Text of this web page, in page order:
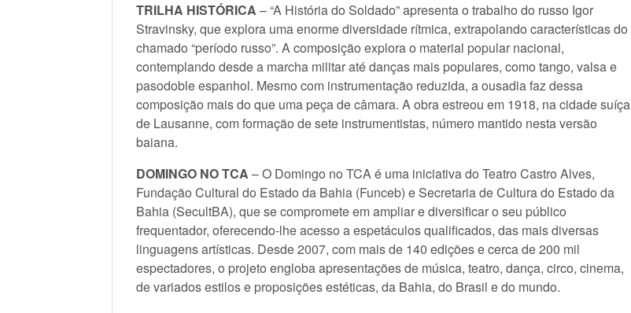
TRILHA HISTÓRICA – “A História do Soldado” apresenta o trabalho do russo Igor
Stravinsky, que explora uma enorme diversidade rítmica, extrapolando características do
chamado “período russo”. A composição explora o material popular nacional,
contemplando desde a marcha militar até danças mais populares, como tango, valsa e
pasodoble espanhol. Mesmo com instrumentação reduzida, a ousadia faz dessa
composição mais do que uma peça de câmara. A obra estreou em 1918, na cidade suíça
de Lausanne, com formação de sete instrumentistas, número mantido nesta versão
baiana.
DOMINGO NO TCA – O Domingo no TCA é uma iniciativa do Teatro Castro Alves,
Fundação Cultural do Estado da Bahia (Funceb) e Secretaria de Cultura do Estado da
Bahia (SecultBA), que se compromete em ampliar e diversificar o seu público
frequentador, oferecendo-lhe acesso a espetáculos qualificados, das mais diversas
linguagens artísticas. Desde 2007, com mais de 140 edições e cerca de 200 mil
espectadores, o projeto engloba apresentações de música, teatro, dança, circo, cinema,
de variados estilos e proposições estéticas, da Bahia, do Brasil e do mundo.